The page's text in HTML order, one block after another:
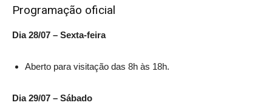
Programação oficial
Dia 28/07 – Sexta-feira
Aberto para visitação das 8h às 18h.
Dia 29/07 – Sábado